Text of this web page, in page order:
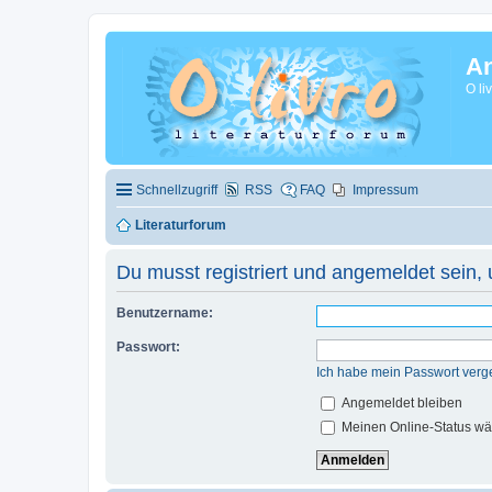
O
Schnellzugriff RSS FAQ Impressum
Literaturforum
Du musst registriert und angemeldet sein,
Benutzername:
Passwort:
Ich habe mein Passwort
Angemeldet bleiben
Meinen Online-Status